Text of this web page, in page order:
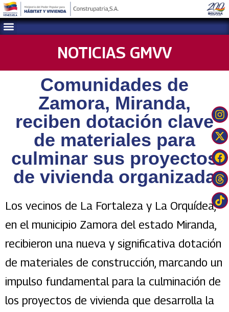
NOTICIAS GMVV
Comunidades de
Zamora, Miranda,
reciben dotación clave
de materiales para
culminar sus proyectos
de vivienda organizada
Los vecinos de La Fortaleza y La Orquídea,
en el municipio Zamora del estado Miranda,
recibieron una nueva y significativa dotación
de materiales de construcción, marcando un
impulso fundamental para la culminación de
los proyectos de vivienda que desarrolla la